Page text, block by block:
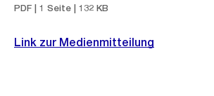
PDF | 1 Seite | 132 KB
Link zur Medienmitteilung